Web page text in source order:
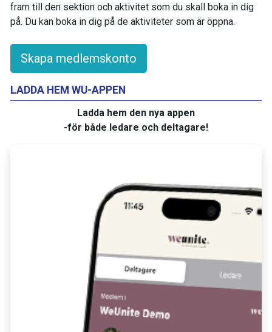
Skapa medlemskonto
LADDA HEM WU-APPEN
Ladda hem den nya appen
-för både ledare och deltagare!
fram till den sektion och aktivitet som du skall boka in dig
på. Du kan boka in dig på de aktiviteter som är öppna.